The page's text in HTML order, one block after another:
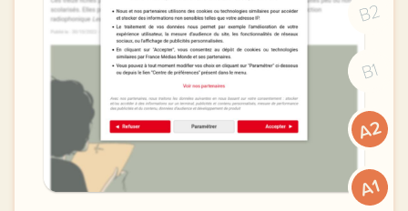
B2
B1
A2
A1